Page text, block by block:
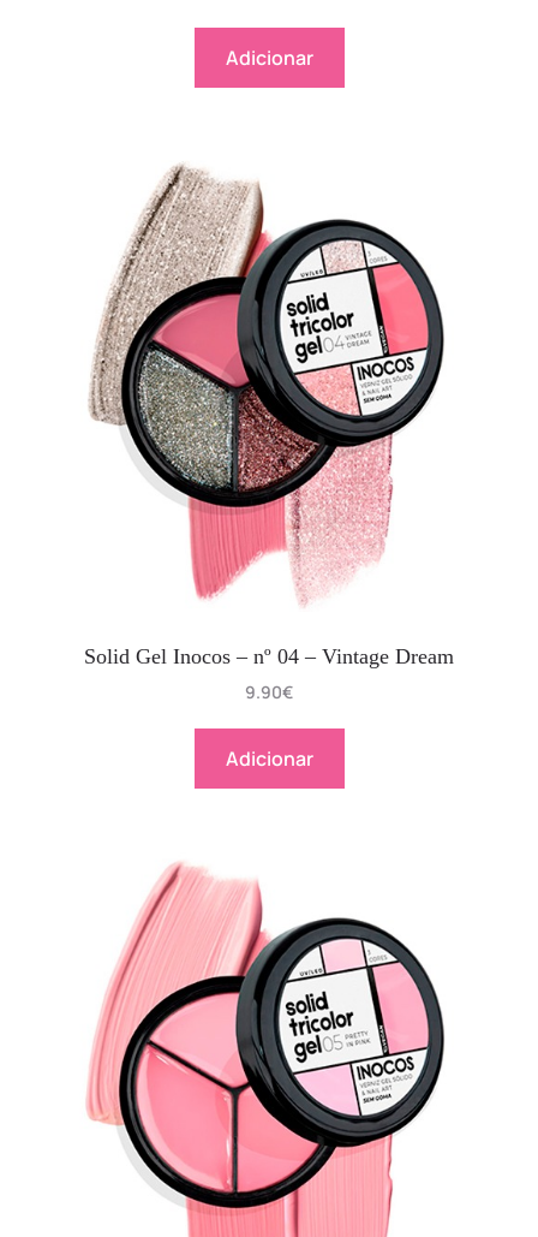
Adicionar
Solid Gel Inocos – nº 04 – Vintage Dream
9.90€
Adicionar